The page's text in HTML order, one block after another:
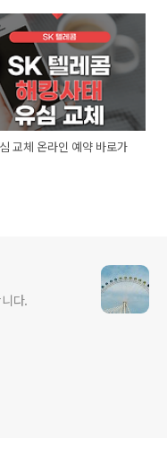
교체 온라인 예약 바로가
다.